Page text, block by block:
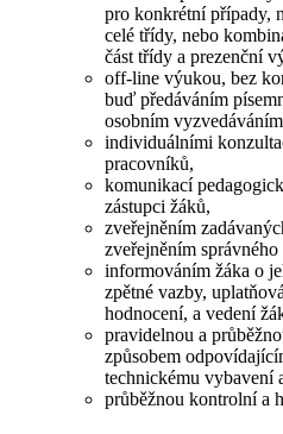
pro konkrétní případy,
celé třídy, nebo
část třídy a prezenční
off-line výukou, bez
buď předáváním
osobním
individuálními
pracovníků,
komunikací
zástupci žáků,
zveřejněním
zveřejněním správného
informováním žáka o
zpětné vazby,
hodnocení, a vedení
pravidelnou a
způsobem
technickému vybavení
průběžnou kontrolní a